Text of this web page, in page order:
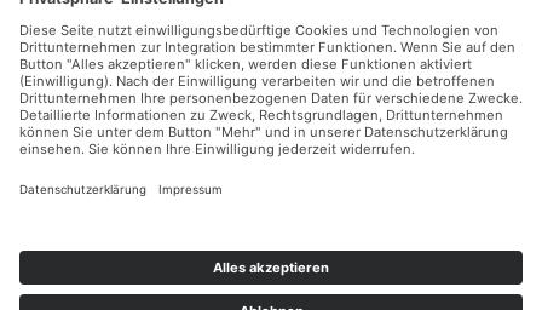
Zahlungsarten
Sicher Einkaufen
Ladengeschäft
Newsletter
Facebook Instagram